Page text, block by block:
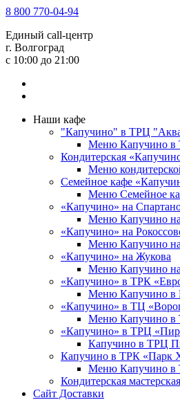
8 800 770-04-94
Единый call-центр
г. Волгоград
c 10:00 до 21:00
Наши кафе
"Капучино" в ТРЦ
Меню Капучино в
Кондитерская
Меню
Семейное кафе
Меню Семейное
«Капучино» на
Меню Капучино
«Капучино» на
Меню Капучино на
«Капучино» на Жукова
Меню Капучино
«Капучино» в ТРК
Меню Капучино в
«Капучино» в ТЦ
Меню Капучино в
«Капучино» в ТРЦ
Капучино в ТРЦ
Капучино в ТРК «Парк
Меню Капучино в
Кондитерская
Сайт Доставки